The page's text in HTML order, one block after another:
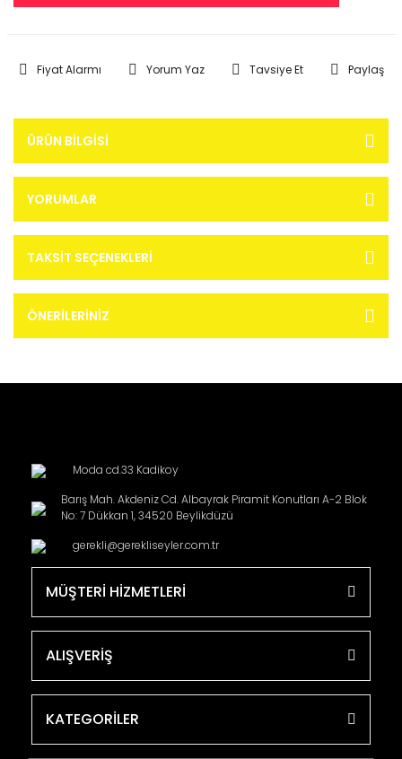
Fiyat Alarmı Yorum Yaz Tavsiye Et Paylaş
ÜRÜN BILGISI
YORUMLAR
TAKSIT SEÇENEKLERI
ÖNERILERINIZ
Moda cd.33 Kadikoy
Barış Mah. Akdeniz Cd. Albayrak Piramit Konutları A-2 Blok
No: 7 Dükkan 1, 34520 Beylikdüzü
gerekli@gerekliseyler.com.tr
MÜŞTERİ HİZMETLERİ
ALIŞVERİŞ
KATEGORİLER